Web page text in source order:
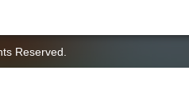
Reserved.